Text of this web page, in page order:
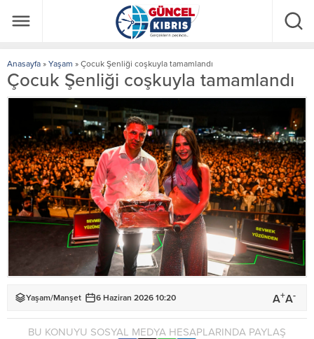
Anasayfa » Yaşam » Çocuk Şenliği coşkuyla tamamlandı
Çocuk Şenliği coşkuyla tamamlandı
Yaşam/Manşet 6 Haziran 2026 10:20 A+A-
BU KONUYU SOSYAL MEDYA HESAPLARINDA PAYLAŞ